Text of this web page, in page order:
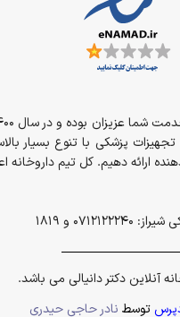
پزشکی با تنوع بسیار
ارائه دهیم. کل تیم
و 1819
آنلاین دکتر دانیالی می باشد.
توسط نادر حاجی حیدری